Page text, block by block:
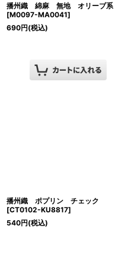
播州織 綿麻 無地 オリーブ系
[M0097-MA0041]
690円(税込)
播州織 ポプリン チェック
[CT0102-KU8817]
540円(税込)